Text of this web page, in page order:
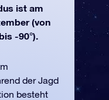
ist am
(von
-90°).
der Jagd
besteht